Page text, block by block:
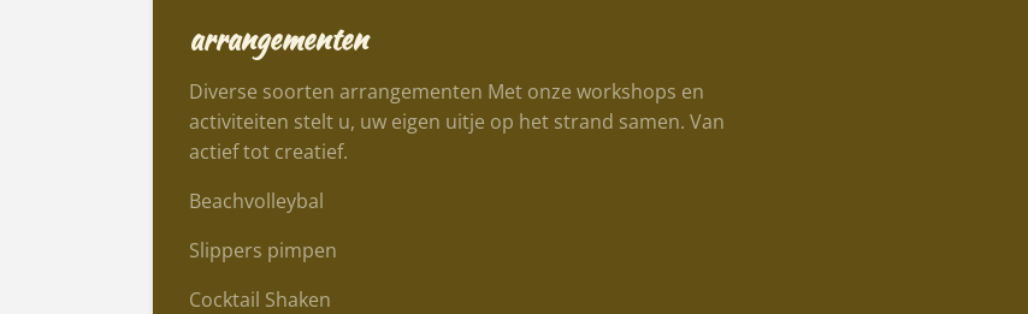
arrangementen
Diverse soorten arrangementen Met onze workshops en
activiteiten stelt u, uw eigen uitje op het strand samen. Van
actief tot creatief.
Beachvolleybal
Slippers pimpen
Cocktail Shaken